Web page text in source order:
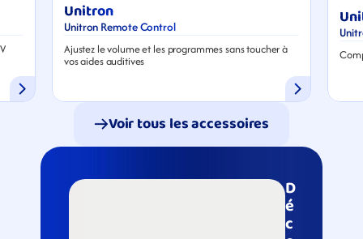
Unitron
Unitron Remote Control
Ajustez le volume et les programmes sans toucher à
vos aides auditives
Voir tous les accessoires
D
é
c